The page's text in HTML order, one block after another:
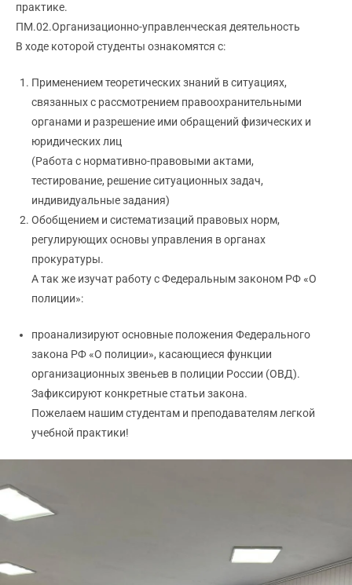
практике.
ПМ.02.Организационно-управленческая деятельность
В ходе которой студенты ознакомятся с:
Применением теоретических знаний в ситуациях,
связанных с рассмотрением правоохранительными
органами и разрешение ими обращений физических и
юридических лиц
(Работа с нормативно-правовыми актами,
тестирование, решение ситуационных задач,
индивидуальные задания)
Обобщением и систематизаций правовых норм,
регулирующих основы управления в органах
прокуратуры.
А так же изучат работу с Федеральным законом РФ «О
полиции»:
проанализируют основные положения Федерального
закона РФ «О полиции», касающиеся функции
организационных звеньев в полиции России (ОВД).
Зафиксируют конкретные статьи закона.
Пожелаем нашим студентам и преподавателям легкой
учебной практики!